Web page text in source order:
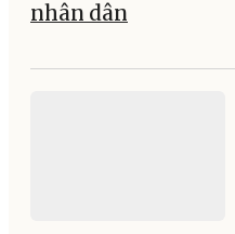
nhân dân